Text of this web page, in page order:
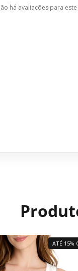
há avaliações para
ATÉ 15%